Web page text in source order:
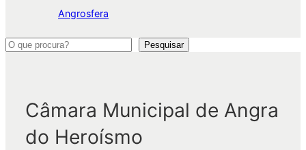
Angrosfera
P
Pesquisar
Câmara Municipal de Angra
do Heroísmo